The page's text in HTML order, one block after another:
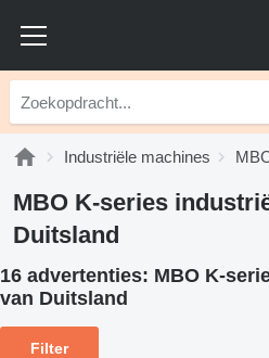
Industriële machines
MBO K-series
Duitsland
16 advertenties: MBO K-
van Duitsland
Filter